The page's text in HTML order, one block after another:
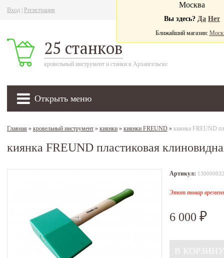
Вход Регистрация
25 станков
кровельный инструмент и станки в Архангельске
Открыть меню
Москва
Вы здесь? Да Нет
Ближайший магазин:
Главная » кровельный инструмент » киянки » киянки FREUND » киянка FREUND
киянка FREUND пластиковая
Артикул: 130000032
Этот товар
6 000 ₽